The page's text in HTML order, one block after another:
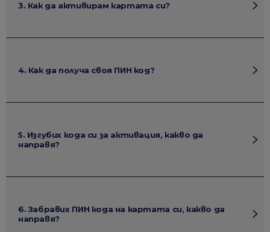
3. Как да активирам картата си?
4. Как да получа своя ПИН код?
5. Изгубих кода си за активация, какво да
направя?
6. Забравих ПИН кода на картата си, какво да
направя?